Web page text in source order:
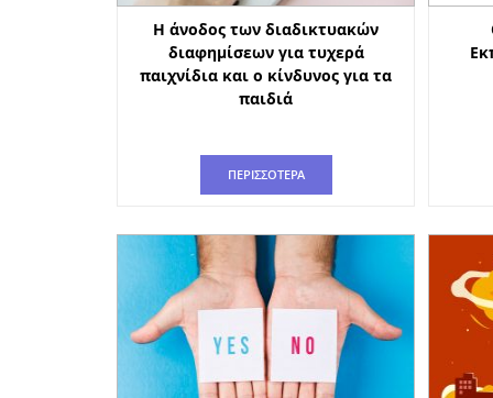
Η άνοδος των διαδικτυακών
διαφημίσεων για τυχερά
παιχνίδια και ο κίνδυνος για τα
παιδιά
ΠΕΡΙΣΣΟΤΕΡΑ